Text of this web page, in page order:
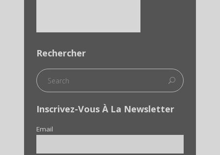
Rechercher
Inscrivez-Vous À La Newsletter
Email